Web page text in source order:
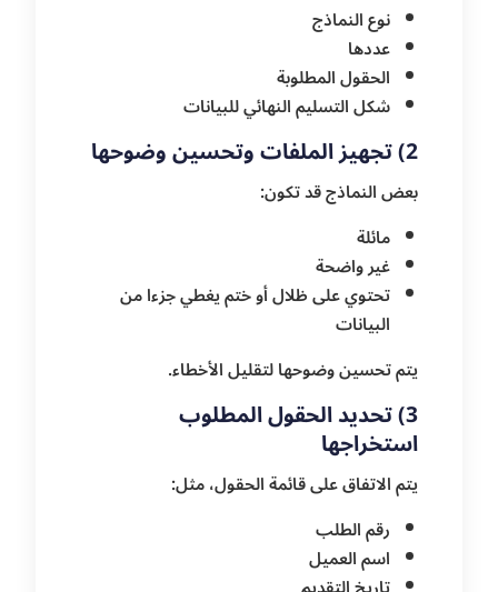
نوع النماذج
عددها
الحقول المطلوبة
شكل التسليم النهائي للبيانات
2) تجهيز الملفات وتحسين وضوحها
بعض النماذج قد تكون:
مائلة
غير واضحة
تحتوي على ظلال أو ختم يغطي جزءا من
البيانات
يتم تحسين وضوحها لتقليل الأخطاء.
3) تحديد الحقول المطلوب
استخراجها
يتم الاتفاق على قائمة الحقول، مثل:
رقم الطلب
اسم العميل